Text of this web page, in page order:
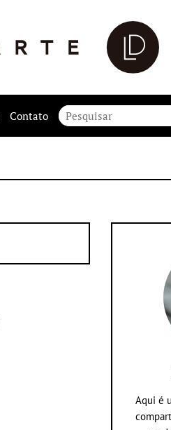
Contato
Aqui é